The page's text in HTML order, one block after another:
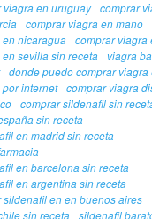
en uruguay
comprar
comprar viagra en mano
nicaragua
comprar viagra
sevilla sin receta
viagra
donde puedo comprar viagra
internet
comprar viagra
comprar sildenafil sin
sin receta
en madrid sin receta
en barcelona sin receta
en argentina sin receta
en en buenos aires
sin receta
sildenafil